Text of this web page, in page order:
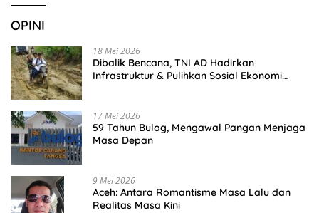
OPINI
18 Mei 2026
Dibalik Bencana, TNI AD Hadirkan
Infrastruktur & Pulihkan Sosial Ekonomi
17 Mei 2026
59 Tahun Bulog, Mengawal Pangan Menjaga
Masa Depan
9 Mei 2026
Aceh: Antara Romantisme Masa Lalu dan
Realitas Masa Kini